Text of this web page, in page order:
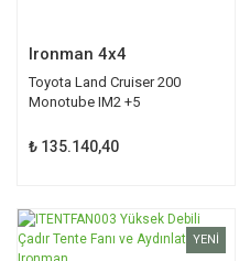
Ironman 4x4
Toyota Land Cruiser 200
Monotube IM2 +5
Ironman
₺ 135.140,40
YENİ